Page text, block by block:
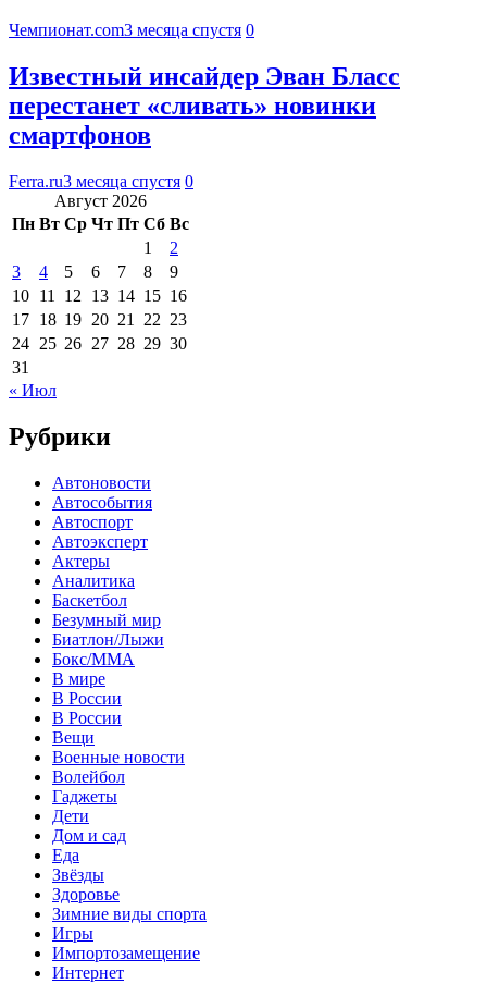
Чемпионат.com3 месяца спустя 0
Известный инсайдер Эван Бласс
перестанет «сливать» новинки
смартфонов
Ferra.ru3 месяца спустя 0
Август 2026
Пн Вт Ср Чт Пт Сб Вс
1
2
3
4 5 6 7 8
9
10 11 12 13 14 15 16
17 18 19 20 21 22 23
24 25 26 27 28 29 30
31
« Июл
Рубрики
Автоновости
Автособытия
Автоспорт
Автоэксперт
Актеры
Аналитика
Баскетбол
Безумный мир
Биатлон/Лыжи
Бокс/MMA
В мире
В России
В России
Вещи
Военные новости
Волейбол
Гаджеты
Дети
Дом и сад
Еда
Звёзды
Здоровье
Зимние виды спорта
Игры
Импортозамещение
Интернет